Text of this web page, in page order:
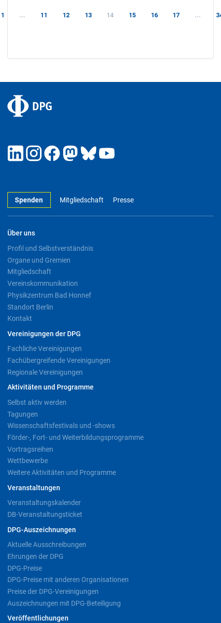
1 ... 11 12 13 14 15 16 17 ...
Spenden Mitgliedschaft Presse
Über uns
Profil und Selbstverständnis
Organe und Gremien
Mitgliedschaft
Vereinskommunikation
Physikzentrum Bad Honnef
Standort Berlin
Kontakt
Vereinigungen der DPG
Fachliche Vereinigungen
Fachübergreifende Vereinigungen
Regionale Vereinigungen
Aktivitäten und Programme
Selbst aktiv werden
Tagungen
Wissenschaftsfestivals und -shows
Förder-, Fort- und Weiterbildungsprogramme
Vortragsreihen
Wettbewerbe
Weitere Aktivitäten und Programme
Veranstaltungen
Veranstaltungskalender
DB-Veranstaltungsticket
DPG-Auszeichnungen
Aktuelle Ausschreibungen
Ehrungen der DPG
DPG-Preise
DPG-Preise mit anderen Organisationen
Preise der DPG-Vereinigungen
Auszeichnungen mit DPG-Beteiligung
Veröffentlichungen